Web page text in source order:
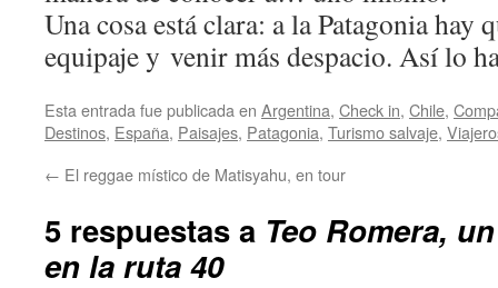
Una cosa está clara: a la Patagonia hay
equipaje y venir más despacio. Así lo
Esta entrada fue publicada en Argentina, Check in, Chile,
Destinos, España, Paisajes, Patagonia, Turismo salvaje,
← El reggae místico de Matisyahu, en tour
5 respuestas a Teo Romera,
en la ruta 40